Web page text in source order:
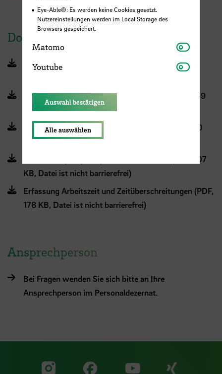
Dokumente (interner Bereich)
Bremische Arbeitszeitverordnung (PDF, 286 KB,
Dienstvereinbarung gleitende Arbeitszeit (PDF, 359
KB, Datei ist nicht barrierefrei)
3. Änderung Regelungen Arbeitszeit HSB (PDF, 50
KB, Datei ist nicht barrierefrei)
Lesefassung Regelungen Arbeitszeit HSB (PDF, 107
KB, Datei ist nicht barrierefrei)
Erfassung Arbeitszeit und Zeitüberschreitungen (PDF,
178 KB, Datei ist nicht barrierefrei)
Ansprechperson
Bei Fragen wenden Sie sich bitte an Ihre
Ansprechperson im Personaldezernat.
Zu unserer Facebook
Zu
Eye-Able®: Es werden keine Cookies gesetzt.
Nutzereinstellungen werden im Local Storage des
Browsers gespeichert.
Matomo Matomo
Youtube Youtube
Auswahl bestätigen
Alle auswählen